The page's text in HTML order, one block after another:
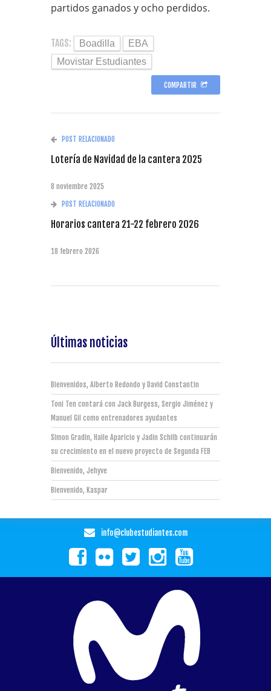
partidos ganados y ocho perdidos.
TAGS: Boadilla
EBA
Movistar Estudiantes
COMPARTIR
POST RELACIONADO
Lotería de Navidad de la cantera 2025
8 noviembre 2025
POST RELACIONADO
Horarios cantera 21-22 febrero 2026
18 febrero 2026
Últimas noticias
Bienvenidos, Alberto Redondo y David Constantin
Toni Ten contará con Jack Burgess, Sergio Jiménez y
Manuel Gil como entrenadores ayudantes
Simon Gradin, Haile Aparicio y Jadin Schilb continuarán
su crecimiento en el nuevo proyecto de Segunda FEB
Bienvenido, Jehyve
Bienvenido, Kaspar
info@clubestudiantes.com